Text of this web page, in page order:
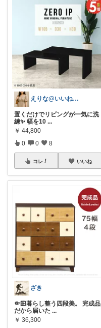
えりな@いいね100%バック💓
置くだけでリビングが一気に洗
練✨ 幅を10 ...
￥ 44,800
0 0 8
コレ いいね
ざき
🤏🏻暮らし整う四段美。 完成品
だから届いた ...
￥ 36,300